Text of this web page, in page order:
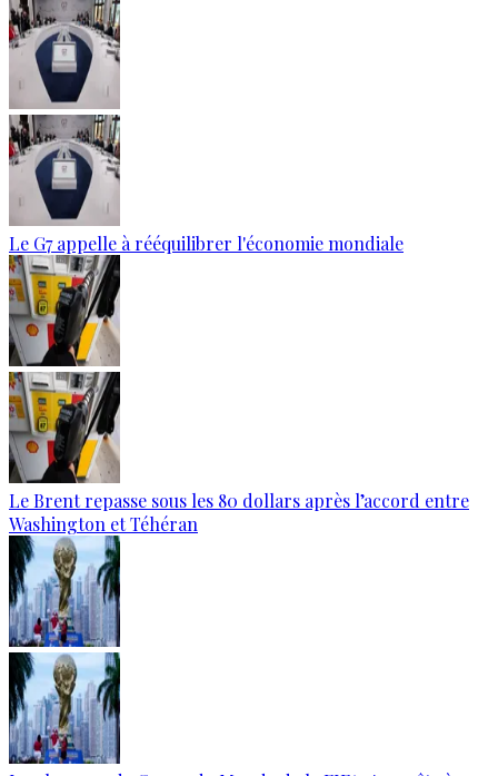
Le G7 appelle à rééquilibrer l'économie mondiale
Le Brent repasse sous les 80 dollars après l’accord entre
Washington et Téhéran